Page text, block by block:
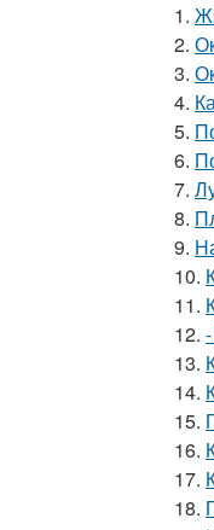
1.
2.
3.
4.
5.
6.
7.
8.
9.
10.
11.
12.
13.
14.
15.
16.
17.
18.